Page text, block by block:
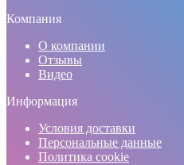
Компания
О компании
Отзывы
Видео
Информация
Условия доставки
Персональные данные
Политика cookie